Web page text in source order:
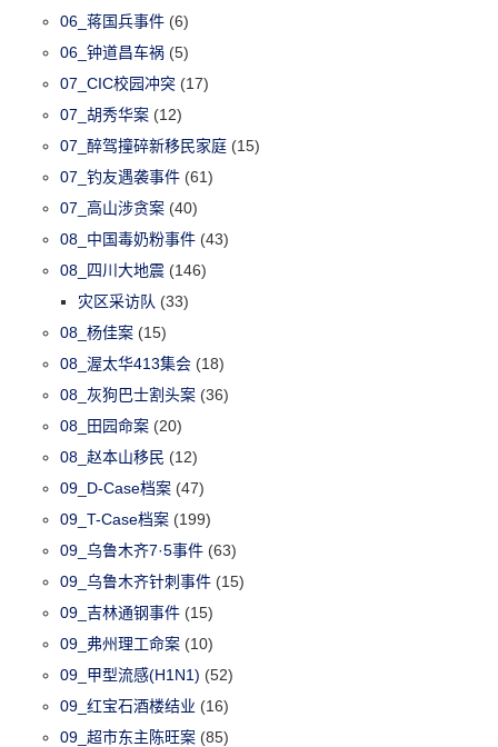
06_蒋国兵事件 (6)
06_钟道昌车祸 (5)
07_CIC校园冲突 (17)
07_胡秀华案 (12)
07_醉驾撞碎新移民家庭 (15)
07_钓友遇袭事件 (61)
07_高山涉贪案 (40)
08_中国毒奶粉事件 (43)
08_四川大地震 (146)
灾区采访队 (33)
08_杨佳案 (15)
08_渥太华413集会 (18)
08_灰狗巴士割头案 (36)
08_田园命案 (20)
08_赵本山移民 (12)
09_D-Case档案 (47)
09_T-Case档案 (199)
09_乌鲁木齐7·5事件 (63)
09_乌鲁木齐针刺事件 (15)
09_吉林通钢事件 (15)
09_弗州理工命案 (10)
09_甲型流感(H1N1) (52)
09_红宝石酒楼结业 (16)
09_超市东主陈旺案 (85)